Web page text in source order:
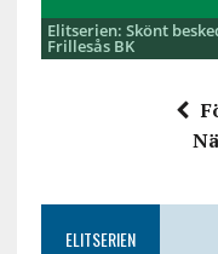
Elitserien: Skönt
Frillesås BK
ELITSERIEN